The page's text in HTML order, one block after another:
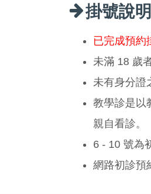
掛號說明
已完成預約
未滿 18 歲
未有身分證
教學診是以
親自看診。
6 - 10 號為
網路初診預